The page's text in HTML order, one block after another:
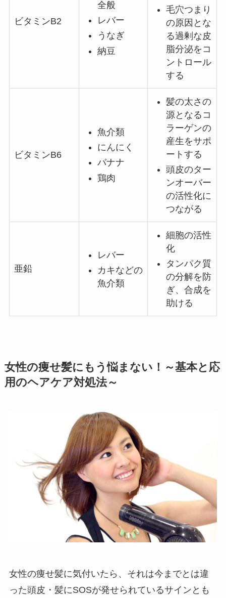
ビタミンB2
全般
レバー
うなぎ
納豆
毛穴つまり
の原因とな
る過剰な皮
脂分泌をコ
ントロール
する
ビタミンB6
魚介類
にんにく
バナナ
鶏肉
髪の太さの
源となるコ
ラーゲンの
産生をサポ
ートする
頭皮のター
ンオーバー
の活性化に
つながる
亜鉛
レバー
カキなどの
魚介類
細胞の活性
化
タンパク質
の分解を防
ぎ、合成を
助ける
女性の痩せ髪にもう悩まない！～基本と応
用のヘアケア対処法～
女性の痩せ髪に気付いたら、それは今までとは違
った頭皮・髪にSOSが発せられているサインとも